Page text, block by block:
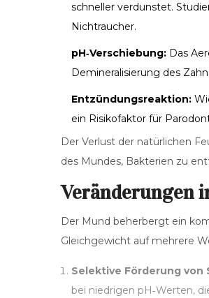
schneller verdunstet.
Nichtraucher.
pH‑Verschiebung: Das
Demineralisierung des
Entzündungsreaktion:
ein Risikofaktor für
Der Verlust der natürlichen
des Mundes, Bakterien zu
Veränderungen
Der Mund beherbergt ein
Gleichgewicht auf mehrere
Selektive Förderung von
bei niedrigen pH‑Werten,